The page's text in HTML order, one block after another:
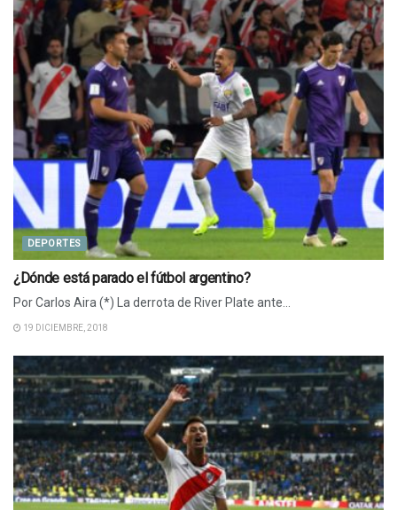
DEPORTES
¿Dónde está parado el fútbol argentino?
Por Carlos Aira (*) La derrota de River Plate ante...
19 DICIEMBRE, 2018